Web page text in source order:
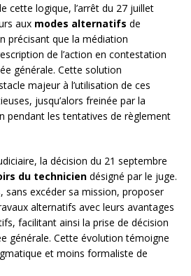
cette logique, l’arrêt du 27 juillet
aux modes alternatifs de
précisant que la médiation
de l’action en contestation
générale. Cette solution
majeur à l’utilisation de ces
jusqu’alors freinée par la
pendant les tentatives de règlement
la décision du 21 septembre
du technicien désigné par le juge.
sans excéder sa mission, proposer
alternatifs avec leurs avantages
facilitant ainsi la prise de décision
générale. Cette évolution témoigne
et moins formaliste de